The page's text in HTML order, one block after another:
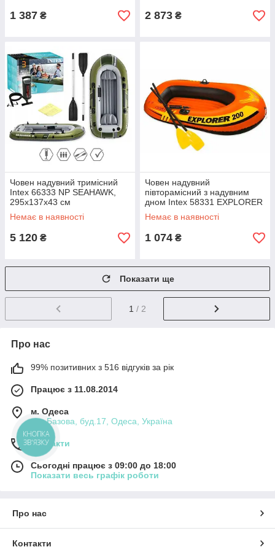
1 387 ₴ 2 873 ₴
Човен надувний тримісний
Intex 66333 NP SEAHAWK,
295x137x43 см
Немає в наявності
5 120 ₴
Човен надувний
півторамісний з надувним
дном Intex 58331 EXPLORER
200, з веслами та насосом,
185х94х41 см
Немає в наявності
1 074 ₴
Показати ще
1 / 2
Про нас
99% позитивних з 516 відгуків за рік
Працює з 11.08.2014
м. Одеса
вул.Базова, буд.17, Одеса, Україна
Контакти
Сьогодні працює з 09:00 до 18:00
Показати весь графік роботи
Про нас
Контакти
КНОПКА
ЗВ'ЯЗКУ